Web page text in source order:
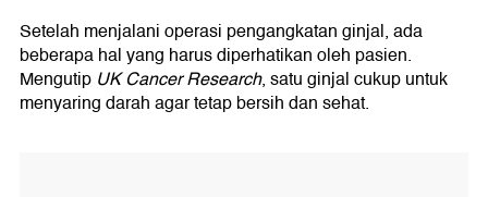
Setelah menjalani operasi pengangkatan ginjal, ada
beberapa hal yang harus diperhatikan oleh pasien.
Mengutip UK Cancer Research, satu ginjal cukup untuk
menyaring darah agar tetap bersih dan sehat.